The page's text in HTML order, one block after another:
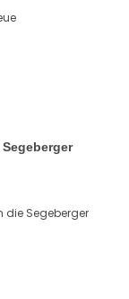
die Segeberger